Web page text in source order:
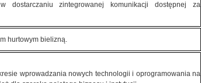
dostarczaniu zintegrowanej komunikacji dostępnej za
hurtowym bielizną.
wprowadzania nowych technologii i oprogramowania na